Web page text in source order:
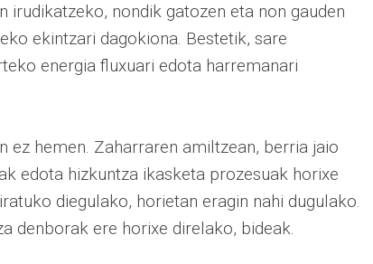
irudikatzeko, nondik gatozen eta non gauden
ekintzari dagokiona. Bestetik, sare
energia fluxuari edota harremanari
ez hemen. Zaharraren amiltzean, berria jaio
edota hizkuntza ikasketa prozesuak horixe
diegulako, horietan eragin nahi dugulako.
denborak ere horixe direlako, bideak.